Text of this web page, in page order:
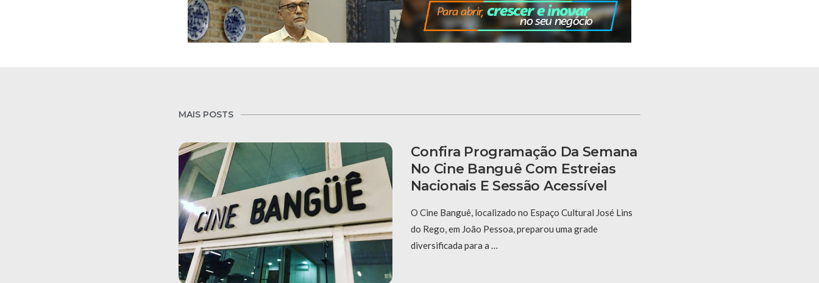
MAIS POSTS
Confira Programação Da Semana
No Cine Banguê Com Estreias
Nacionais E Sessão Acessível
O Cine Banguê, localizado no Espaço Cultural José Lins
do Rego, em João Pessoa, preparou uma grade
diversificada para a …